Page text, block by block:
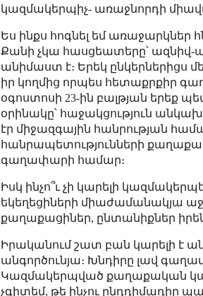
կազմակերպիչ- առաջնորդի
Ես ինքս հոգնել եմ առաջարկներ
Քանի չկա հասցեատերը՝ ազնիվ-
անիմաստ է։ Երեկ ընկերներիցս
իր կողմից որպես հետաքրքիր
օգոստոսի 23-ին բալթյան երեք
օրինակը՝ հաջակցություն
էր միջազգային հանրության
հանրապետությունների
գաղափարի համար։
Իսկ ինչո՞ւ չի կարելի
եկեղեցիների միաժամանակյա
քաղաքացիներ, ընտանիքներ
Իրականում շատ բան կարելի է
անգործունյա։ Խնդիրը լավ
Կազմակերպված քաղաքական
չգիտեմ, թե ինչու ընդդիմադիր